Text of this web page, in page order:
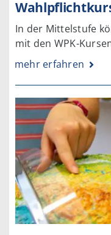
In der Mittelstufe
mit den WPK-
mehr erfahren